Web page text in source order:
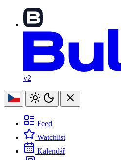
v2
Feed
Watchlist
Kalendář